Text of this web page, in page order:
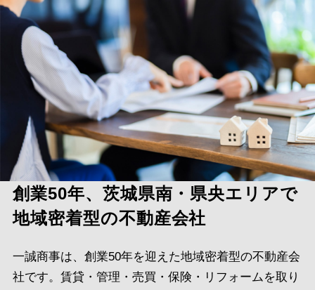
創業50年、茨城県南・県央エリアで
地域密着型の不動産会社
一誠商事は、創業50年を迎えた地域密着型の不動産会
社です。賃貸・管理・売買・保険・リフォームを取り